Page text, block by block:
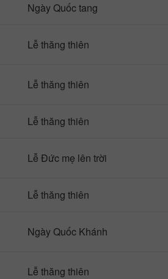
Ngày Quốc tang
Lễ thăng thiên
Lễ thăng thiên
Lễ thăng thiên
Lễ Đức mẹ lên trời
Lễ thăng thiên
Ngày Quốc Khánh
Lễ thăng thiên